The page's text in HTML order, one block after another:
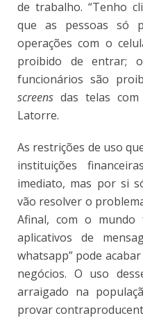
de trabalho. “Tenho
que as pessoas só
operações com o
proibido de entrar;
funcionários são
screens das telas
Latorre.
As restrições de uso
instituições
imediato, mas por si
vão resolver o
Afinal, com o mundo
aplicativos de
whatsapp” pode
negócios. O uso
arraigado na
provar